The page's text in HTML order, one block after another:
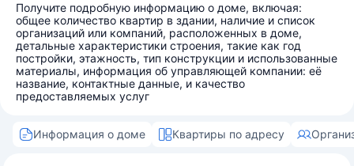
Получите подробную информацию о доме, включая:
общее количество квартир в здании, наличие и список
организаций или компаний, расположенных в доме,
детальные характеристики строения, такие как год
постройки, этажность, тип конструкции и использованные
материалы, информация об управляющей компании: её
название, контактные данные, и качество
предоставляемых услуг
Информация о доме Квартиры по адресу